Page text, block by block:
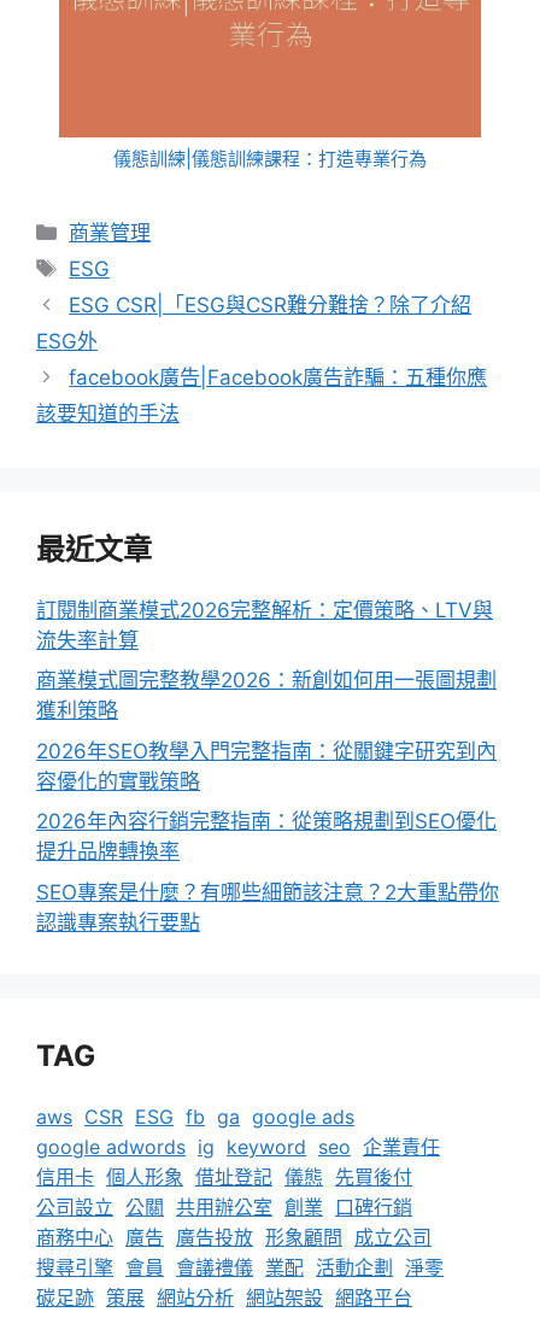
儀態訓練|儀態訓練課程：打造專業行為
分
類
商業管理
標
籤
ESG
ESG CSR|「ESG與CSR難分難捨？除了介紹
ESG外
facebook廣告|Facebook廣告詐騙：五種你應
該要知道的手法
最近文章
訂閱制商業模式2026完整解析：定價策略、LTV與
流失率計算
商業模式圖完整教學2026：新創如何用一張圖規劃
獲利策略
2026年SEO教學入門完整指南：從關鍵字研究到內
容優化的實戰策略
2026年內容行銷完整指南：從策略規劃到SEO優化
提升品牌轉換率
SEO專案是什麼？有哪些細節該注意？2大重點帶你
認識專案執行要點
TAG
aws CSR ESG fb ga google ads
google adwords ig keyword seo 企業責任
信用卡 個人形象 借址登記 儀態 先買後付
公司設立 公關 共用辦公室 創業
口碑行銷
商務中心 廣告 廣告投放 形象顧問 成立公司
搜尋引擎 會員 會議禮儀 業配 活動企劃 淨零
碳足跡 策展 網站分析 網站架設 網路平台